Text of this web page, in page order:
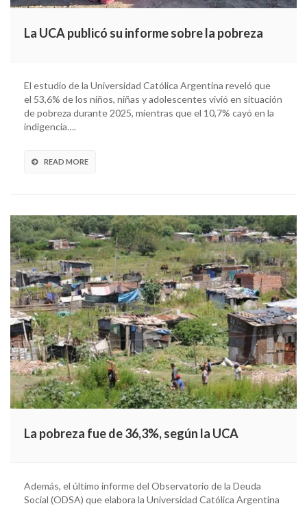
La UCA publicó su informe sobre la pobreza
El estudio de la Universidad Católica Argentina reveló que
el 53,6% de los niños, niñas y adolescentes vivió en situación
de pobreza durante 2025, mientras que el 10,7% cayó en la
indigencia….
READ MORE
La pobreza fue de 36,3%, según la UCA
Además, el último informe del Observatorio de la Deuda
Social (ODSA) que elabora la Universidad Católica Argentina